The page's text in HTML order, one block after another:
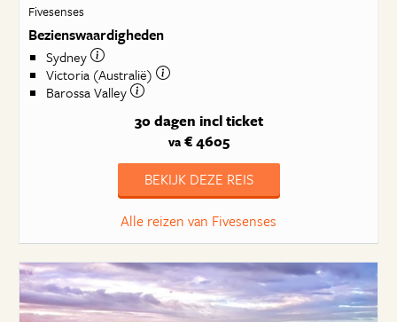
Fivesenses
Bezienswaardigheden
Sydney
Victoria (Australië)
Barossa Valley
30 dagen incl ticket
va€ 4605
BEKIJK DEZE REIS
Alle reizen van Fivesenses